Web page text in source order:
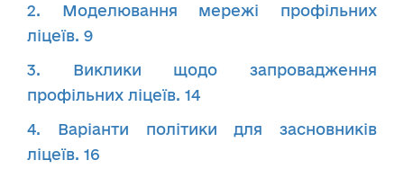
2. Моделювання мережі профільних
ліцеїв. 9
3. Виклики щодо запровадження
профільних ліцеїв. 14
4. Варіанти політики для засновників
ліцеїв. 16